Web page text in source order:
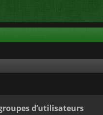
d’utilisateurs